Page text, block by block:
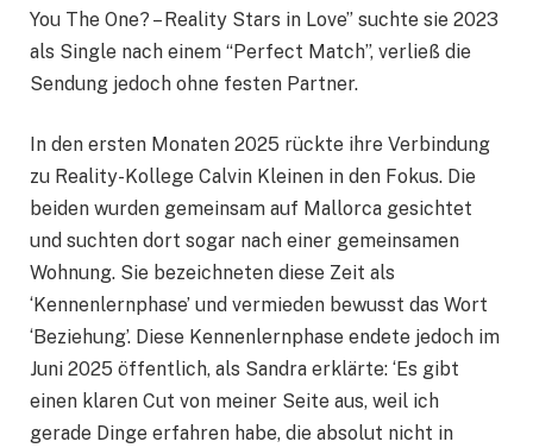
You The One? – Reality Stars in Love” suchte sie 2023
als Single nach einem “Perfect Match”, verließ die
Sendung jedoch ohne festen Partner.
In den ersten Monaten 2025 rückte ihre Verbindung
zu Reality-Kollege Calvin Kleinen in den Fokus. Die
beiden wurden gemeinsam auf Mallorca gesichtet
und suchten dort sogar nach einer gemeinsamen
Wohnung. Sie bezeichneten diese Zeit als
‘Kennenlernphase’ und vermieden bewusst das Wort
‘Beziehung’. Diese Kennenlernphase endete jedoch im
Juni 2025 öffentlich, als Sandra erklärte: ‘Es gibt
einen klaren Cut von meiner Seite aus, weil ich
gerade Dinge erfahren habe, die absolut nicht in